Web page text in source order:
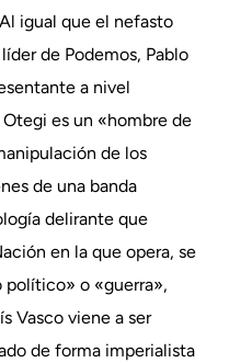
igual que el nefasto
de Podemos, Pablo
a nivel
es un «hombre de
de los
de una banda
delirante que
en la que opera, se
o «guerra»,
Vasco viene a ser
de forma imperialista